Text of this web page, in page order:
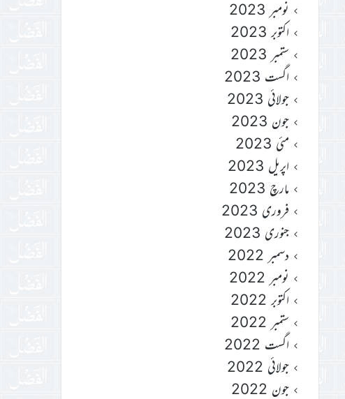
نومبر 2023
اکتوبر 2023
ستمبر 2023
اگست 2023
جولائی 2023
جون 2023
مئی 2023
اپریل 2023
مارچ 2023
فروری 2023
جنوری 2023
دسمبر 2022
نومبر 2022
اکتوبر 2022
ستمبر 2022
اگست 2022
جولائی 2022
جون 2022